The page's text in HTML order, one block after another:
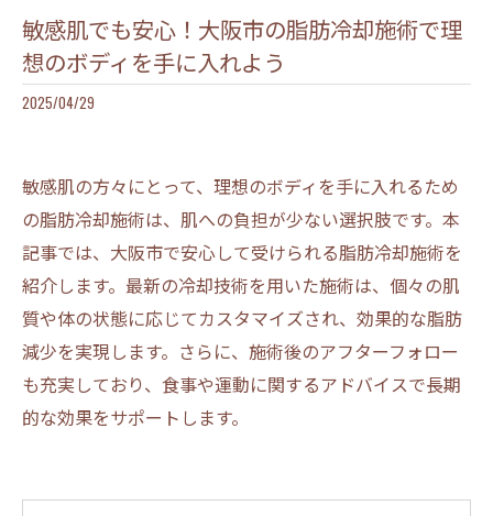
敏感肌でも安心！大阪市の脂肪冷却施術で理
想のボディを手に入れよう
2025/04/29
敏感肌の方々にとって、理想のボディを手に入れるため
の脂肪冷却施術は、肌への負担が少ない選択肢です。本
記事では、大阪市で安心して受けられる脂肪冷却施術を
紹介します。最新の冷却技術を用いた施術は、個々の肌
質や体の状態に応じてカスタマイズされ、効果的な脂肪
減少を実現します。さらに、施術後のアフターフォロー
も充実しており、食事や運動に関するアドバイスで長期
的な効果をサポートします。